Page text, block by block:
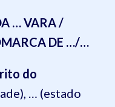
… VARA /
DE …/…
do
… (estado